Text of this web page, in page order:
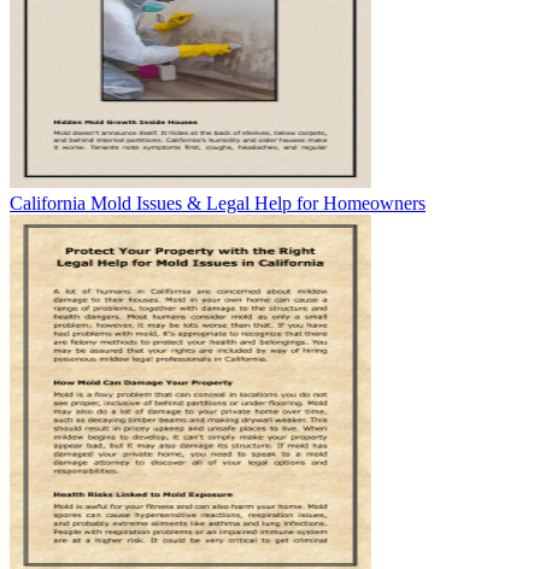
California Mold Issues & Legal Help for Homeowners